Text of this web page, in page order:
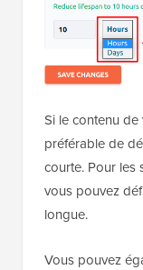
Si le contenu
préférable de
courte. Pour les
vous pouvez
longue.
Vous pouvez